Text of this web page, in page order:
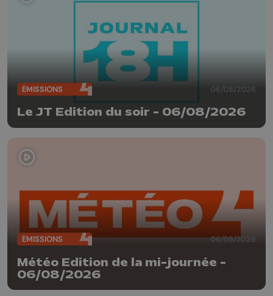
ÉMISSIONS 06/08/2026
Le JT Edition du soir - 06/08/2026
ÉMISSIONS 06/08/2026
Météo Edition de la mi-journée -
06/08/2026